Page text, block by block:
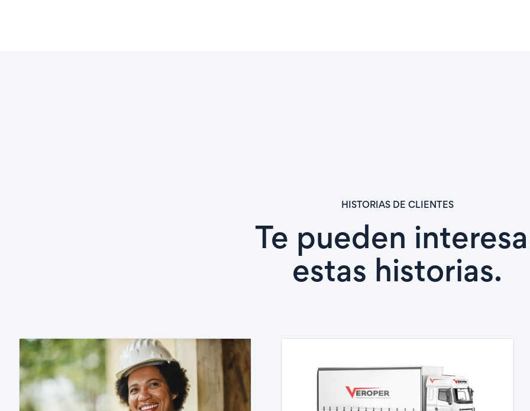
HISTORIAS DE CLIENTES
Te pueden
estas historias.